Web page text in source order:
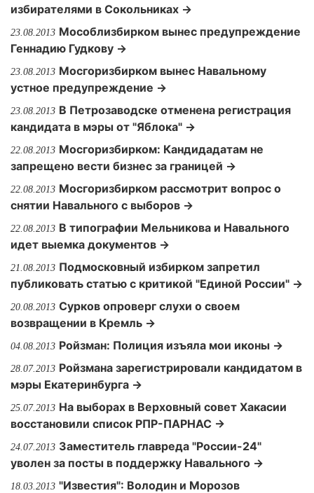
избирателями в Сокольниках →
23.08.2013 Мособлизбирком вынес предупреждение
Геннадию Гудкову →
23.08.2013 Мосгоризбирком вынес Навальному
устное предупреждение →
23.08.2013 В Петрозаводске отменена регистрация
кандидата в мэры от "Яблока" →
22.08.2013 Мосгоризбирком: Кандидадатам не
запрещено вести бизнес за границей →
22.08.2013 Мосгоризбирком рассмотрит вопрос о
снятии Навального с выборов →
22.08.2013 В типографии Мельникова и Навального
идет выемка документов →
21.08.2013 Подмосковный избирком запретил
публиковать статью с критикой "Единой России" →
20.08.2013 Сурков опроверг слухи о своем
возвращении в Кремль →
04.08.2013 Ройзман: Полиция изъяла мои иконы →
28.07.2013 Ройзмана зарегистрировали кандидатом в
мэры Екатеринбурга →
25.07.2013 На выборах в Верховный совет Хакасии
восстановили список РПР-ПАРНАС →
24.07.2013 Заместитель главреда "России-24"
уволен за посты в поддержку Навального →
18.03.2013 "Известия": Володин и Морозов